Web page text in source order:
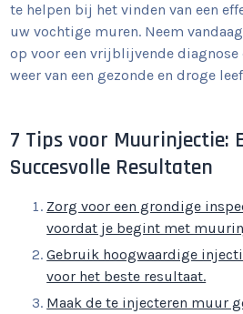
te helpen bij het vinden van een
uw vochtige muren. Neem
op voor een vrijblijvende
weer van een gezonde en droge
7 Tips voor Muurinjectie:
Succesvolle Resultaten
Zorg voor een grondige
voordat je begint met
Gebruik hoogwaardige
voor het beste resultaat.
Maak de te injecteren muur